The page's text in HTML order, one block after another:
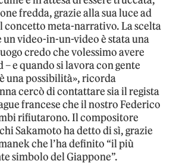
fredda, grazie alla sua luce ad
concetto meta-narrativo. La scelta
un video-in-un-video è stata una
credo che volessimo avere
e quando si lavora con gente
una possibilità», ricorda
cercò di contattare sia il regista
francese che il nostro Federico
rifiutarono. Il compositore
Sakamoto ha detto di sì, grazie
che l’ha definito “il più
simbolo del Giappone”.